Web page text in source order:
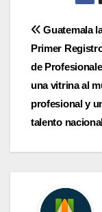
de
Guatemala
Primer
de
una vitrina al
profesional y
talento